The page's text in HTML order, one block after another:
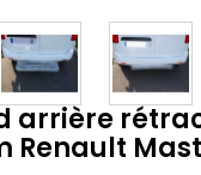
arrière
Renault